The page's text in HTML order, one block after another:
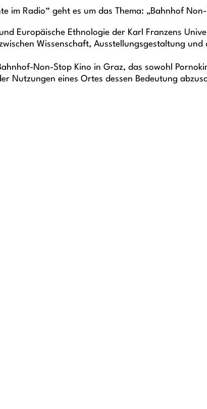
im Radio“ geht es um das Thema: „Bahnhof
Europäische Ethnologie der Karl Franzens
Wissenschaft, Ausstellungsgestaltung
Non-Stop Kino in Graz, das sowohl
Nutzungen eines Ortes dessen Bedeutung